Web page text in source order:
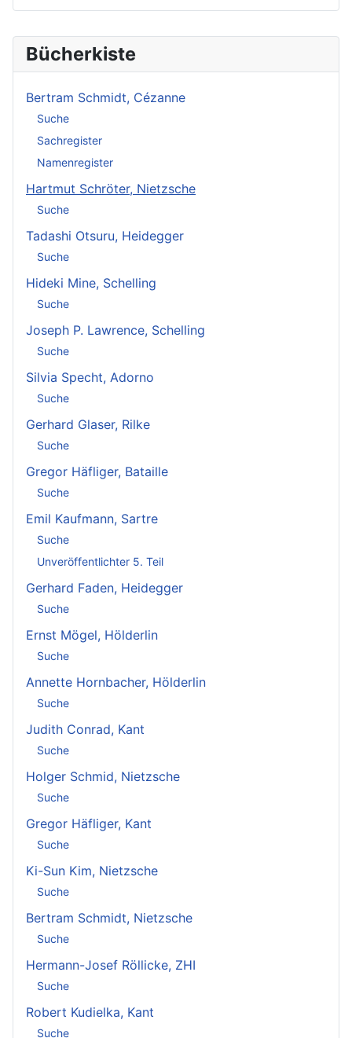
Bücherkiste
Bertram Schmidt, Cézanne
Suche
Sachregister
Namenregister
Hartmut Schröter, Nietzsche
Suche
Tadashi Otsuru, Heidegger
Suche
Hideki Mine, Schelling
Suche
Joseph P. Lawrence, Schelling
Suche
Silvia Specht, Adorno
Suche
Gerhard Glaser, Rilke
Suche
Gregor Häfliger, Bataille
Suche
Emil Kaufmann, Sartre
Suche
Unveröffentlichter 5. Teil
Gerhard Faden, Heidegger
Suche
Ernst Mögel, Hölderlin
Suche
Annette Hornbacher, Hölderlin
Suche
Judith Conrad, Kant
Suche
Holger Schmid, Nietzsche
Suche
Gregor Häfliger, Kant
Suche
Ki-Sun Kim, Nietzsche
Suche
Bertram Schmidt, Nietzsche
Suche
Hermann-Josef Röllicke, ZHI
Suche
Robert Kudielka, Kant
Suche